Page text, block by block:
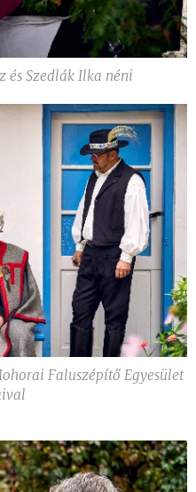
és Szedlák Ilka néni
Faluszépítő Egyesület